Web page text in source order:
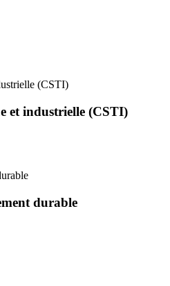
(CSTI)
et industrielle (CSTI)
durable